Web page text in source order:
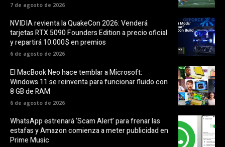
7 de agosto de 2026
NVIDIA revienta la QuakeCon 2026: Venderá
tarjetas RTX 5090 Founders Edition a precio oficial
y repartirá 10.000$ en premios
6 de agosto de 2026
El MacBook Neo hace temblar a Microsoft:
Windows 11 se reinventa para funcionar fluido con
8 GB de RAM
6 de agosto de 2026
WhatsApp estrenará ‘Scam Alert’ para frenar las
estafas y Amazon comienza a meter publicidad en
Prime Music